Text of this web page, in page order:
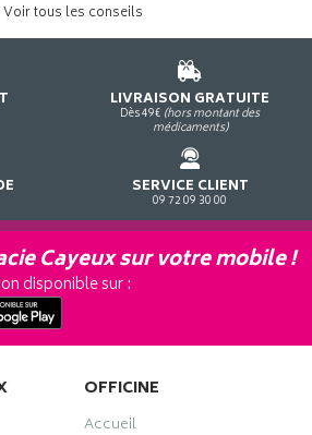
Voir tous les conseils
LIVRAISON GRATUITE
Dès 49€ (hors montant des
médicaments)
SERVICE CLIENT
09 72 09 30 00
Cayeux sur votre mobile !
disponible sur :
OFFICINE
Accueil